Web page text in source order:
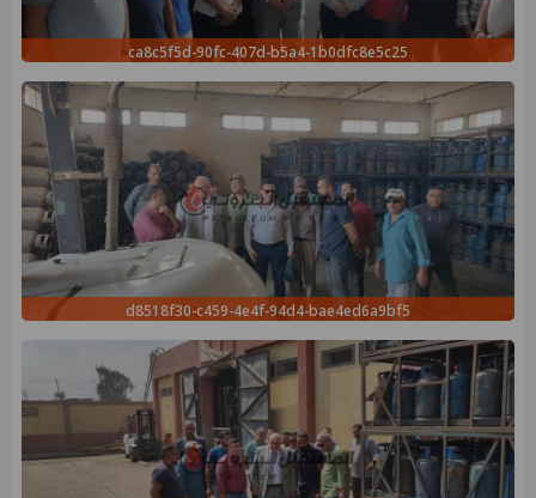
ca8c5f5d-90fc-407d-b5a4-1b0dfc8e5c25
d8518f30-c459-4e4f-94d4-bae4ed6a9bf5